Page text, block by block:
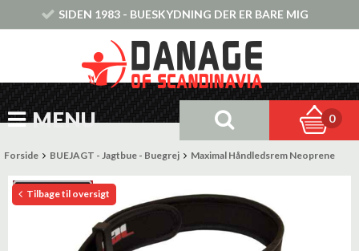
SIDEN 1983 - BUESKYDNING DER ER BARE MIG
MENU 0
Forside BUEJAGT - Jagtbue - Buegrej Maximal Håndledsrem Neoprene
Tilbage til oversigt